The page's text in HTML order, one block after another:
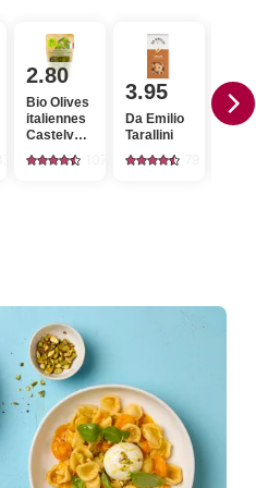
2.80
Bio Olives
italiennes
Castelvetrano
noyau
3.95
Da Emilio
Tarallini